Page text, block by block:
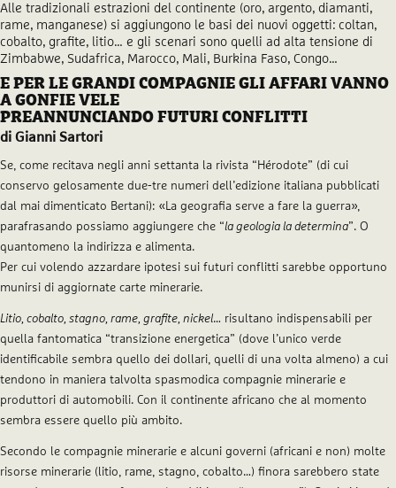
Alle tradizionali estrazioni del continente (oro, argento, diamanti,
rame, manganese) si aggiungono le basi dei nuovi oggetti: coltan,
cobalto, grafite, litio… e gli scenari sono quelli ad alta tensione di
Zimbabwe, Sudafrica, Marocco, Mali, Burkina Faso, Congo…
E PER LE GRANDI COMPAGNIE GLI AFFARI VANNO
A GONFIE VELE
PREANNUNCIANDO FUTURI CONFLITTI
di Gianni Sartori
Se, come recitava negli anni settanta la rivista “Hérodote” (di cui
conservo gelosamente due-tre numeri dell’edizione italiana pubblicati
dal mai dimenticato Bertani): «La geografia serve a fare la guerra»,
parafrasando possiamo aggiungere che “la geologia la determina”. O
quantomeno la indirizza e alimenta.
Per cui volendo azzardare ipotesi sui futuri conflitti sarebbe opportuno
munirsi di aggiornate carte minerarie.
Litio, cobalto, stagno, rame, grafite, nickel… risultano indispensabili per
quella fantomatica “transizione energetica” (dove l’unico verde
identificabile sembra quello dei dollari, quelli di una volta almeno) a cui
tendono in maniera talvolta spasmodica compagnie minerarie e
produttori di automobili. Con il continente africano che al momento
sembra essere quello più ambito.
Secondo le compagnie minerarie e alcuni governi (africani e non) molte
risorse minerarie (litio, rame, stagno, cobalto…) finora sarebbero state